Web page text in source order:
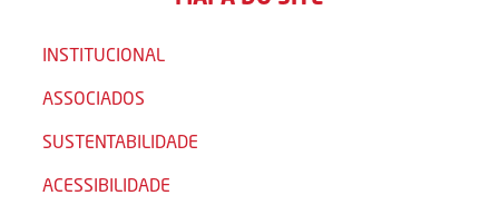
INSTITUCIONAL
ASSOCIADOS
SUSTENTABILIDADE
ACESSIBILIDADE